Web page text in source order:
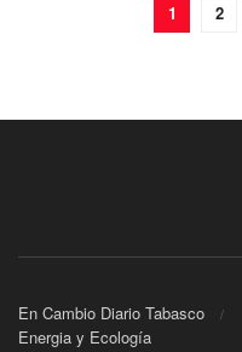
1 2
En Cambio Diario Tabasco
Energia y Ecología